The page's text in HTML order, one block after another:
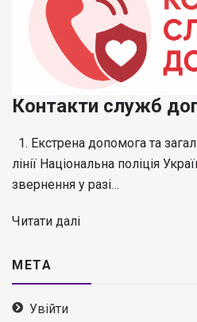
Контакти служб
1. Екстрена допомога та
лінії Національна поліція
звернення у разі…
Читати далі
МЕТА
Увійти